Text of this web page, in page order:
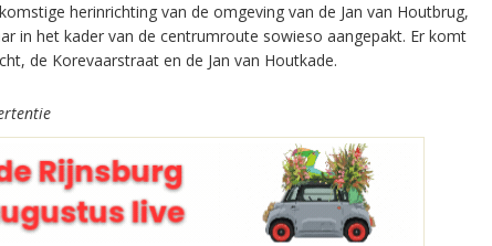
herinrichting van de omgeving van de Jan van Houtbrug,
in het kader van de centrumroute sowieso aangepakt. Er komt
de Korevaarstraat en de Jan van Houtkade.